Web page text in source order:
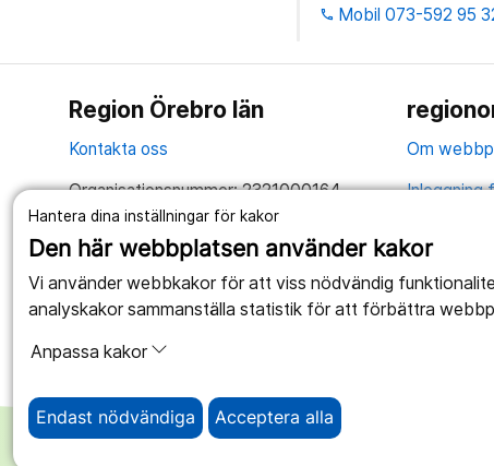
Hantera dina inställningar för kakor
Den här webbplatsen använder kakor
Vi använder webbkakor för att viss nödvändig
analyskakor sammanställa statistik för att förbättra
Anpassa kakor
Endast nödvändiga Acceptera alla
phone Mobil 073-592 95
Region Örebro län
Kontakta oss
Organisationsnummer: 2321000164
Tillsammans skapar vi ett bättre liv
Om
Inloggning